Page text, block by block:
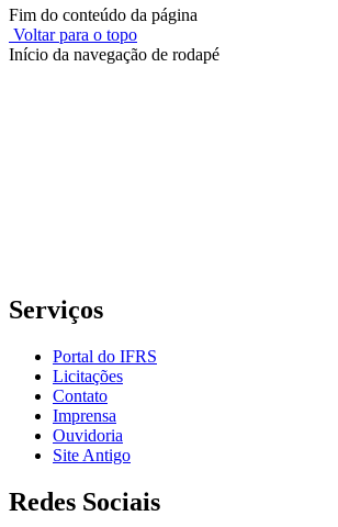
Fim do conteúdo da página
Voltar para o topo
Início da navegação de rodapé
Serviços
Portal do IFRS
Licitações
Contato
Imprensa
Ouvidoria
Site Antigo
Redes Sociais